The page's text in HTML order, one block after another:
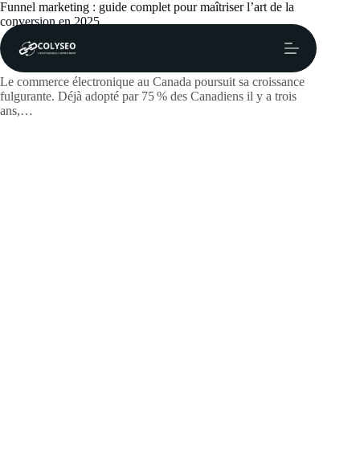
Passer
au
contenu
Funnel marketing : guide complet pour maîtriser l’art de la
conversion en 2025
lawtf
Le commerce électronique au Canada poursuit sa croissance
fulgurante. Déjà adopté par 75 % des Canadiens il y a trois
ans,…